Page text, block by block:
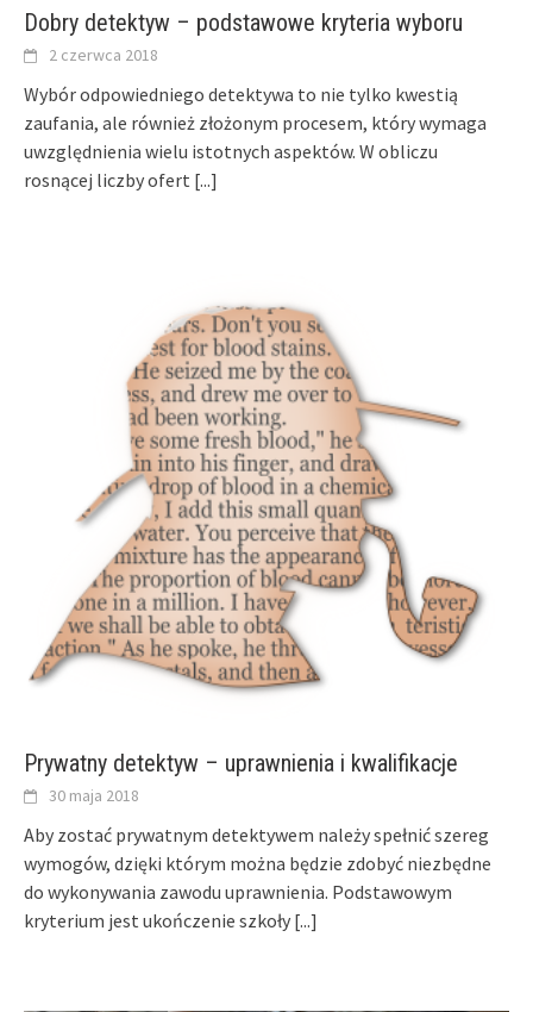
Dobry detektyw – podstawowe kryteria wyboru
2 czerwca 2018
Wybór odpowiedniego detektywa to nie tylko kwestią
zaufania, ale również złożonym procesem, który wymaga
uwzględnienia wielu istotnych aspektów. W obliczu
rosnącej liczby ofert [...]
Prywatny detektyw – uprawnienia i kwalifikacje
30 maja 2018
Aby zostać prywatnym detektywem należy spełnić szereg
wymogów, dzięki którym można będzie zdobyć niezbędne
do wykonywania zawodu uprawnienia. Podstawowym
kryterium jest ukończenie szkoły [...]